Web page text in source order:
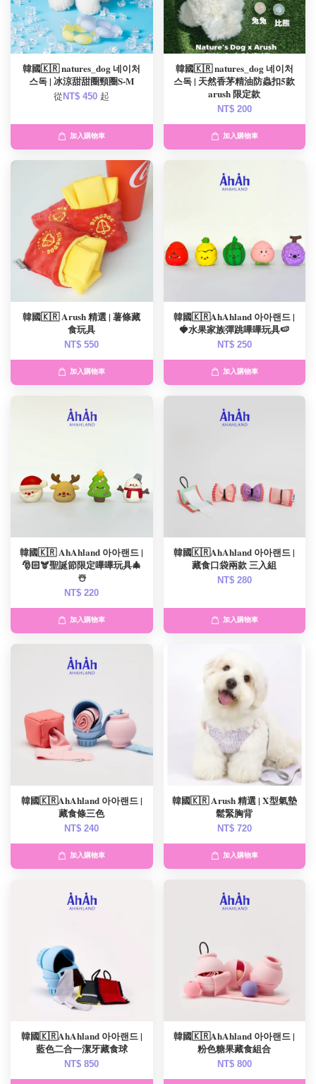
韓國🇰🇷 natures_dog 네이처
스독 | 冰涼甜甜圈頸圈S-M
從 NT$ 450 起
加入購物車
韓國🇰🇷 natures_dog 네이처
스독 | 天然香茅精油防蟲扣5款
arush 限定款
NT$ 200
加入購物車
韓國🇰🇷 Arush 精選 | 薯條藏
食玩具
NT$ 550
加入購物車
韓國🇰🇷AhAhland 아아랜드 |
🍓水果家族彈跳嗶嗶玩具🍉
NT$ 250
加入購物車
韓國🇰🇷 AhAhland 아아랜드 |
🎅🏻🫎聖誕節限定嗶嗶玩具🎄
☃️
NT$ 220
加入購物車
韓國🇰🇷AhAhland 아아랜드 |
藏食口袋兩款 三入組
NT$ 280
加入購物車
韓國🇰🇷AhAhland 아아랜드 |
藏食條三色
NT$ 240
加入購物車
韓國🇰🇷 Arush 精選 | X型氣墊
鬆緊胸背
NT$ 720
加入購物車
韓國🇰🇷AhAhland 아아랜드 |
藍色二合一潔牙藏食球
NT$ 850
韓國🇰🇷AhAhland 아아랜드 |
粉色糖果藏食組合
NT$ 800